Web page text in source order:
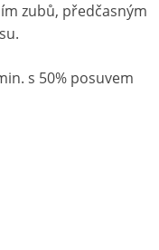
zubů, předčasným
s 50% posuvem